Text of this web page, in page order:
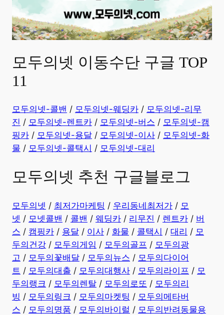
모두의넷 이동수단 구글 TOP
11
모두의넷-콜밴 / 모두의넷-웨딩카 / 모두의넷-리무
진 / 모두의넷-렌트카 / 모두의넷-버스 / 모두의넷-캠
핑카 / 모두의넷-용달 / 모두의넷-이사 / 모두의넷-화
물 / 모두의넷-콜택시 / 모두의넷-대리
모두의넷 추천 구글블로그
모두의넷 / 최저가마케팅 / 우리동네최저가 / 모
넷 / 모넷콜밴 / 콜밴 / 웨딩카 / 리무진 / 렌트카 / 버
스 / 캠핑카 / 용달 / 이사 / 화물 / 콜택시 / 대리 / 모
두의건강 / 모두의게임 / 모두의골프 / 모두의광
고 / 모두의꽃배달 / 모두의뉴스 / 모두의다이어
트 / 모두의대출 / 모두의대행사 / 모두의라이프 / 모
두의랭크 / 모두의렌탈 / 모두의로또 / 모두의리
빙 / 모두의링크 / 모두의마켓팅 / 모두의메타버
스 / 모두의명품 / 모두의바이럴 / 모두의반려동물용